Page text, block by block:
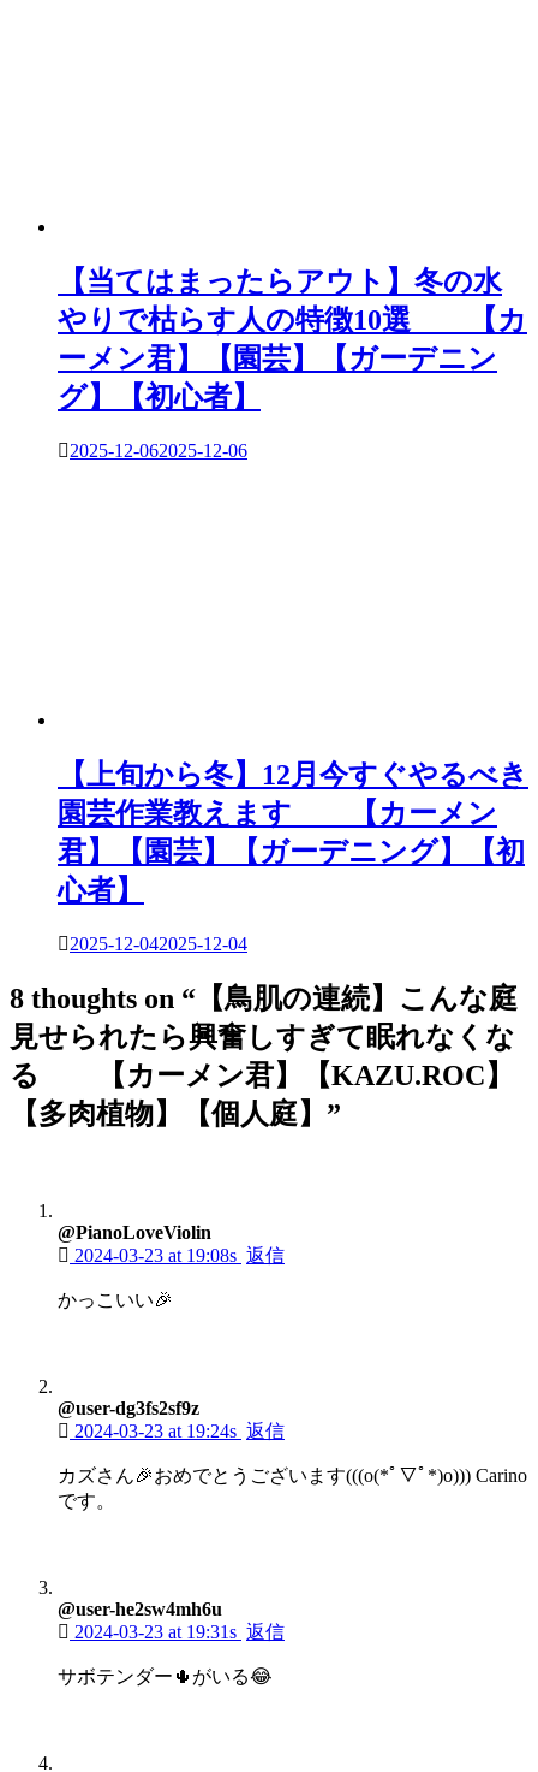
【当てはまったらアウト】冬の水
やりで枯らす人の特徴10選 【カ
ーメン君】【園芸】【ガーデニン
グ】【初心者】
2025-12-062025-12-06
【上旬から冬】12月今すぐやるべき
園芸作業教えます 【カーメン
君】【園芸】【ガーデニング】【初
心者】
2025-12-042025-12-04
8 thoughts on “ 【鳥肌の連続】こんな庭
見せられたら興奮しすぎて眠れなくな
る 【カーメン君】【KAZU.ROC】
【多肉植物】【個人庭】 ”
@PianoLoveViolin
2024-03-23 at 19:08s 返信
かっこいい🎉
@user-dg3fs2sf9z
2024-03-23 at 19:24s 返信
カズさん🎉おめでとうございます(((o(*ﾟ▽ﾟ*)o))) Carino
です。
@user-he2sw4mh6u
2024-03-23 at 19:31s 返信
サボテンダー🌵がいる😂